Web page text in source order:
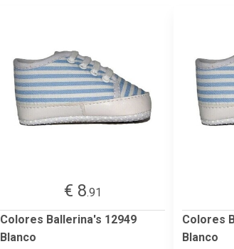
€ 8.91
Colores Ballerina's 12949
Blanco
Colores
Blanco